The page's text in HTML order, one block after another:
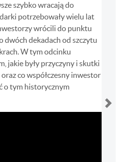
szybko wracają do
potrzebowały wielu lat
wrócili do punktu
dwóch dekadach od szczytu
W tym odcinku
jakie były przyczyny i skutki
co współczesny inwestor
o tym historycznym